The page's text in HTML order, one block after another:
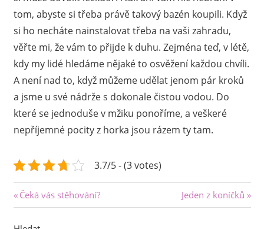
tom, abyste si třeba právě takový bazén koupili. Když
si ho necháte nainstalovat třeba na vaši zahradu,
věřte mi, že vám to přijde k duhu. Zejména teď, v létě,
kdy my lidé hledáme nějaké to osvěžení každou chvíli.
A není nad to, když můžeme udělat jenom pár kroků
a jsme u své nádrže s dokonale čistou vodou. Do
které se jednoduše v mžiku ponoříme, a veškeré
nepříjemné pocity z horka jsou rázem ty tam.
3.7/5 - (3 votes)
Navigace
pro
Previous
Post:
Čeká vás stěhování?
Next
Post:
Jeden z koníčků